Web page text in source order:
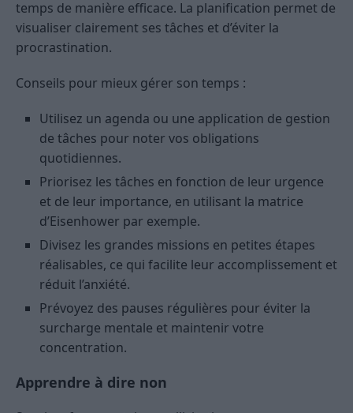
temps de manière efficace. La planification permet de
visualiser clairement ses tâches et d’éviter la
procrastination.
Conseils pour mieux gérer son temps :
Utilisez un agenda ou une application de gestion
de tâches pour noter vos obligations
quotidiennes.
Priorisez les tâches en fonction de leur urgence
et de leur importance, en utilisant la matrice
d’Eisenhower par exemple.
Divisez les grandes missions en petites étapes
réalisables, ce qui facilite leur accomplissement et
réduit l’anxiété.
Prévoyez des pauses régulières pour éviter la
surcharge mentale et maintenir votre
concentration.
Apprendre à dire non